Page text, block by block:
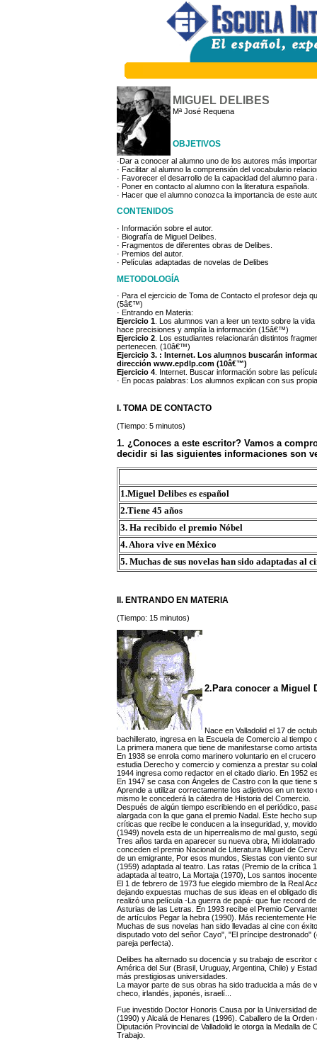
MIGUEL DELIBES
Mª José Requena
OBJETIVOS
·Dar a conocer al alumno uno de los autores más
· Facilitar al alumno la comprensión del vocabulario
· Favorecer el desarrollo de la capacidad del alumno
· Poner en contacto al alumno con la literatura española.
· Hacer que el alumno conozca la importancia de este
CONTENIDOS
· Información sobre el autor.
· Biografía de Miguel Delibes.
· Fragmentos de diferentes obras de Delibes.
· Premios del autor.
· Películas adaptadas de novelas de Delibes
METODOLOGÍA
· Para el ejercicio de Toma de Contacto el profesor deja
(5â€™)
· Entrando en Materia:
Ejercicio 1 . Los alumnos van a leer un texto sobre la
hace precisiones y amplía la información (15â€™)
Ejercicio 2 . Los estudiantes relacionarán distintos
pertenecen. (10â€™)
Ejercicio 3. : Internet. Los alumnos buscarán
dirección www.epdlp.com (10â€™)
Ejercicio 4 . Internet. Buscar información sobre las
· En pocas palabras: Los alumnos explican con sus
I. TOMA DE CONTACTO
(Tiempo: 5 minutos)
1. ¿Conoces a este escritor? Vamos a
decidir si las siguientes informaciones son
1.Miguel Delibes es español
2.Tiene 45 años
3. Ha recibido el premio Nóbel
4. Ahora vive en México
5. Muchas de sus novelas han sido adaptadas al
II. ENTRANDO EN MATERIA
(Tiempo: 15 minutos)
2.Para conocer a Miguel
Nace en Valladolid el 17 de
bachillerato, ingresa en la Escuela de Comercio al
La primera manera que tiene de manifestarse como
En 1938 se enrola como marinero voluntario en el
estudia Derecho y comercio y comienza a prestar su
1944 ingresa como redactor en el citado diario. En 1952
En 1947 se casa con Ángeles de Castro con la que tiene
Aprende a utilizar correctamente los adjetivos en un
mismo le concederá la cátedra de Historia del Comercio.
Después de algún tiempo escribiendo en el periódico,
alargada con la que gana el premio Nadal. Este hecho
críticas que recibe le conducen a la inseguridad, y,
(1949) novela esta de un hiperrealismo de mal gusto,
Tres años tarda en aparecer su nueva obra, Mi
conceden el premio Nacional de Literatura Miguel de
de un emigrante, Por esos mundos, Siestas con viento
(1959) adaptada al teatro. Las ratas (Premio de la crítica
adaptada al teatro, La Mortaja (1970), Los santos
El 1 de febrero de 1973 fue elegido miembro de la Real
dejando expuestas muchas de sus ideas en el obligado
realizó una película -La guerra de papá- que fue record
Asturias de las Letras. En 1993 recibe el Premio
de artículos Pegar la hebra (1990). Más recientemente
Muchas de sus novelas han sido llevadas al cine con
disputado voto del señor Cayo", "El príncipe destronado"
pareja perfecta).
Delibes ha alternado su docencia y su trabajo de
América del Sur (Brasil, Uruguay, Argentina, Chile) y
más prestigiosas universidades.
La mayor parte de sus obras ha sido traducida a más de
checo, irlandés, japonés, israelí...
Fue investido Doctor Honoris Causa por la Universidad
(1990) y Alcalá de Henares (1996). Caballero de la
Diputación Provincial de Valladolid le otorga la Medalla
Trabajo.